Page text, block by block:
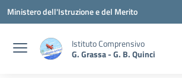
Vai ai contenuti
Vai al menu di navigazione
Vai al footer
Ministero dell'Istruzione e del Merito
Istituto Comprensivo
G. Grassa - G. B. Quinci